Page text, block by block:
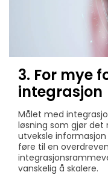
3. For mye
integrasjon
Målet med
løsning som gjør det
utveksle
føre til en
vanskelig å skalere.